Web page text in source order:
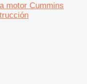
motor Cummins